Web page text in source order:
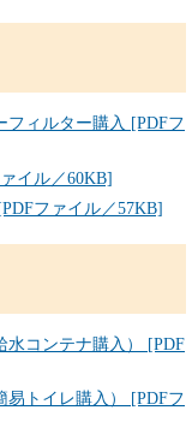
フィルター購入 [PDFフ
イル／60KB]
ファイル／57KB]
水コンテナ購入） [PDF
易トイレ購入） [PDFフ